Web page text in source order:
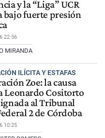
y la “Liga” UCR
bajo fuerte presión
22:56
MIRANDA
ILÍCITA Y ESTAFAS
Zoe: la causa
Leonardo Cositorto
al Tribunal
2 de Córdoba
10:25